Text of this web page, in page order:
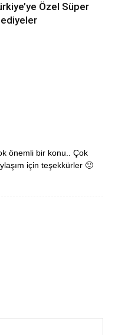
Özel Süper
önemli bir konu.. Çok
için teşekkürler 🙂